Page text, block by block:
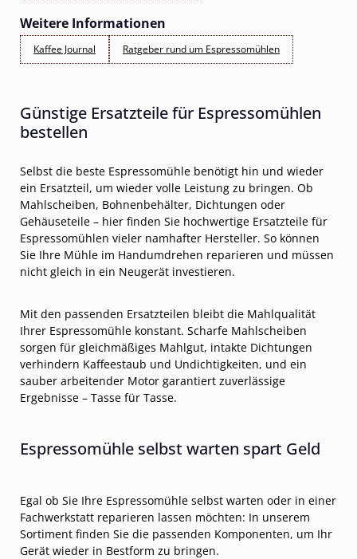
Weitere Informationen
Kaffee Journal Ratgeber rund um Espressomühlen
Günstige Ersatzteile für Espressomühlen
bestellen
Selbst die beste Espressomühle benötigt hin und wieder
ein Ersatzteil, um wieder volle Leistung zu bringen. Ob
Mahlscheiben, Bohnenbehälter, Dichtungen oder
Gehäuseteile – hier finden Sie hochwertige Ersatzteile für
Espressomühlen vieler namhafter Hersteller. So können
Sie Ihre Mühle im Handumdrehen reparieren und müssen
nicht gleich in ein Neugerät investieren.
Mit den passenden Ersatzteilen bleibt die Mahlqualität
Ihrer Espressomühle konstant. Scharfe Mahlscheiben
sorgen für gleichmäßiges Mahlgut, intakte Dichtungen
verhindern Kaffeestaub und Undichtigkeiten, und ein
sauber arbeitender Motor garantiert zuverlässige
Ergebnisse – Tasse für Tasse.
Espressomühle selbst warten spart Geld
Egal ob Sie Ihre Espressomühle selbst warten oder in einer
Fachwerkstatt reparieren lassen möchten: In unserem
Sortiment finden Sie die passenden Komponenten, um Ihr
Gerät wieder in Bestform zu bringen.